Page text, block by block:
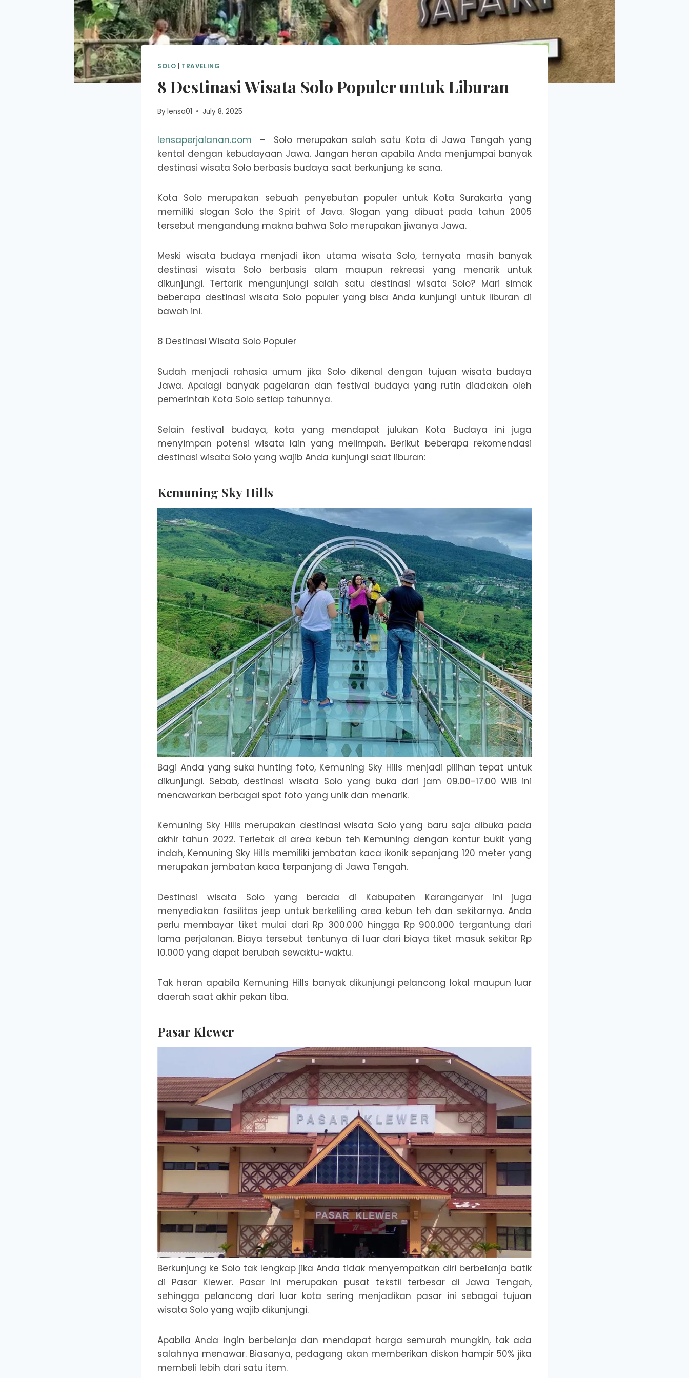
SOLO TRAVELING
8 Destinasi Wisata Solo Populer untuk Liburan
Bylensa01 July 8, 2025
lensaperjalanan.com – Solo merupakan salah satu Kota di Jawa Tengah yang
kental dengan kebudayaan Jawa. Jangan heran apabila Anda menjumpai banyak
destinasi wisata Solo berbasis budaya saat berkunjung ke sana.
Kota Solo merupakan sebuah penyebutan populer untuk Kota Surakarta yang
memiliki slogan Solo the Spirit of Java. Slogan yang dibuat pada tahun 2005
tersebut mengandung makna bahwa Solo merupakan jiwanya Jawa.
Meski wisata budaya menjadi ikon utama wisata Solo, ternyata masih banyak
destinasi wisata Solo berbasis alam maupun rekreasi yang menarik untuk
dikunjungi. Tertarik mengunjungi salah satu destinasi wisata Solo? Mari simak
beberapa destinasi wisata Solo populer yang bisa Anda kunjungi untuk liburan di
bawah ini.
8 Destinasi Wisata Solo Populer
Sudah menjadi rahasia umum jika Solo dikenal dengan tujuan wisata budaya
Jawa. Apalagi banyak pagelaran dan festival budaya yang rutin diadakan oleh
pemerintah Kota Solo setiap tahunnya.
Selain festival budaya, kota yang mendapat julukan Kota Budaya ini juga
menyimpan potensi wisata lain yang melimpah. Berikut beberapa rekomendasi
destinasi wisata Solo yang wajib Anda kunjungi saat liburan:
Kemuning Sky Hills
Bagi Anda yang suka hunting foto, Kemuning Sky Hills menjadi pilihan tepat untuk
dikunjungi. Sebab, destinasi wisata Solo yang buka dari jam 09.00-17.00 WIB ini
menawarkan berbagai spot foto yang unik dan menarik.
Kemuning Sky Hills merupakan destinasi wisata Solo yang baru saja dibuka pada
akhir tahun 2022. Terletak di area kebun teh Kemuning dengan kontur bukit yang
indah, Kemuning Sky Hills memiliki jembatan kaca ikonik sepanjang 120 meter yang
merupakan jembatan kaca terpanjang di Jawa Tengah.
Destinasi wisata Solo yang berada di Kabupaten Karanganyar ini juga
menyediakan fasilitas jeep untuk berkeliling area kebun teh dan sekitarnya. Anda
perlu membayar tiket mulai dari Rp 300.000 hingga Rp 900.000 tergantung dari
lama perjalanan. Biaya tersebut tentunya di luar dari biaya tiket masuk sekitar Rp
10.000 yang dapat berubah sewaktu-waktu.
Tak heran apabila Kemuning Hills banyak dikunjungi pelancong lokal maupun luar
daerah saat akhir pekan tiba.
Pasar Klewer
Berkunjung ke Solo tak lengkap jika Anda tidak menyempatkan diri berbelanja batik
di Pasar Klewer. Pasar ini merupakan pusat tekstil terbesar di Jawa Tengah,
sehingga pelancong dari luar kota sering menjadikan pasar ini sebagai tujuan
wisata Solo yang wajib dikunjungi.
Apabila Anda ingin berbelanja dan mendapat harga semurah mungkin, tak ada
salahnya menawar. Biasanya, pedagang akan memberikan diskon hampir 50% jika
membeli lebih dari satu item.